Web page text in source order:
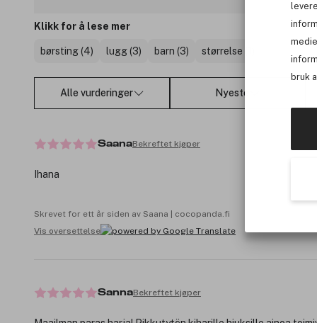
bruk
Klikk for å lese mer
børsting (4) lugg (3) barn (3) størrelse (1)
Alle vurderinger Nyeste
SaanaBekreftet kjøper
Ihana
Skrevet for ett år siden av Saana | cocopanda.fi
Vis oversettelse
SannaBekreftet kjøper